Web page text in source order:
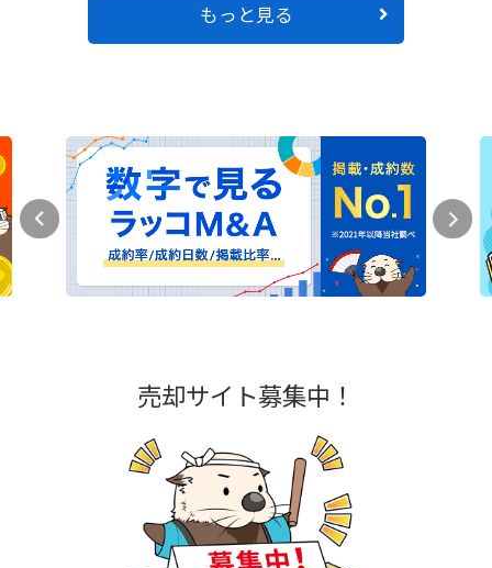
もっと見る
売却サイト募集中！